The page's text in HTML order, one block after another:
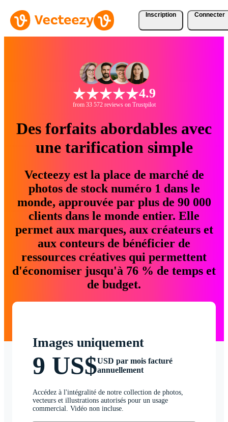
Inscription Connecter
4.9
from 33 572 reviews on Trustpilot
Des forfaits abordables avec
une tarification simple
Vecteezy est la place de marché de
photos de stock numéro 1 dans le
monde, approuvée par plus de 90 000
clients dans le monde entier. Elle
permet aux marques, aux créateurs et
aux conteurs de bénéficier de
ressources créatives qui permettent
d'économiser jusqu'à 76 % de temps et
de budget.
Images uniquement
9 US$USD par mois facturé
annuellement
Accédez à l'intégralité de notre collection de photos,
vecteurs et illustrations autorisés pour un usage
commercial. Vidéo non incluse.